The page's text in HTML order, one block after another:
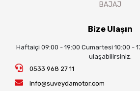
BAJAJ
Bize Ulaşın
Haftaiçi 09:00 - 19:00 Cumartesi 10:00 -
ulaşabilirsiniz.
0533 968 27 11
info@suveydamotor.com